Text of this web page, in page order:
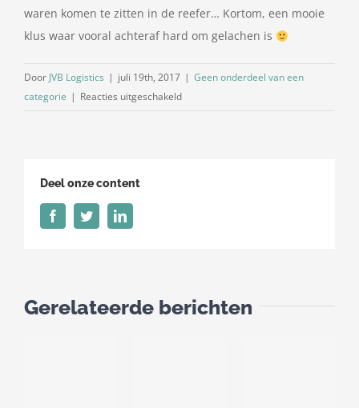
waren komen te zitten in de reefer… Kortom, een mooie
klus waar vooral achteraf hard om gelachen is
Door JVB Logistics | juli 19th, 2017 | Geen onderdeel van een
categorie | Reacties uitgeschakeldvoor
Deel onze content
FacebookTwitterLinkedIn
Gerelateerde berichten